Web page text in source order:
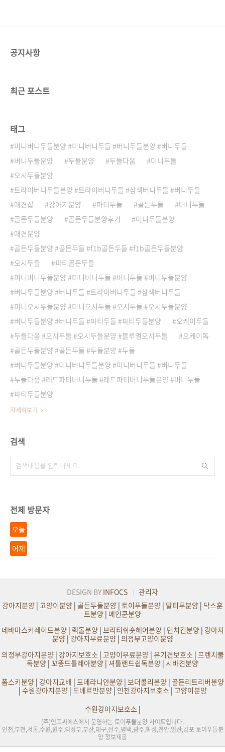
공지사항
최근 포스트
태그
미니버니두들분양 #미니버니두들 #버니두들분양 #버니두들
버니두들분양
두들분양 두들다움
미니두들
오시두들분양
트라이버니두들분양 #트라이버니두들 #삼색버니두들 #버니두들
애견샵
강아지분양 파티두들 골든두들
버니두들
골든두들분양
골든두들분양후기
미니두들분양
애견분양
골든두들분양 #골든두들 #f1b골든두들 #f1b골든두들분양
오시두들
파티골든두들
미니버니두들분양 #미니버니두들 #버니두들 #버니두들분양
버니두들분양 #버니두들 #트라이버니두들 #삼색버니두들
미니오시두들분양 #미니오시두들 #오시두들 #오시두들분양
버니두들분양 #버니두들 #파티두들 #파티두들분양
오케이두들
두들다움 #오시두들 #오시두들분양 #블루멀오시두들
오케이독
골든두들분양 #골든두들 #두들분양 #두들
버니두들분양 #미니버니두들분양 #미니버니두들 #버니두들
두들다움 #레드파티버니두들 #레드파티버니두들분양 #버니두들
파티두들분양
자세히보기
검색
전체 방문자
오늘
어제
DESIGN BY INFOCS
관리자
강아지분양 | 고양이분양 | 골든두들분양 | 토이푸들분양 | 말티푸분양 | 닥스훈
트분양 | 메인쿤분양
네바마스커레이드분양| 랙돌분양| 브리티쉬숏헤어분양| 먼치킨분양| 강아지
분양|강아지무료분양| 의정부고양이분양
의정부강아지분양| 강아지보호소| 고양이무료분양| 유기견보호소| 프렌치불
독분양 | 꼬똥드툴레아분양 | 셔틀랜드쉽독분양 | 시바견분양
폼스키분양| 강아지교배 | 포메라니안분양| 보더콜리분양| 골든리트리버분양
| 수원강아지분양| 도베르만분양| 인천강아지보호소| 고양이분양
수원강아지보호소|
(주)인포씨에스에서 운영하는 토이푸들분양 사이트입니다.
인천,부천,서울,수원,원주,의정부,부산,대구,전주,평택,광주,화성,천안,일산,김포 토이푸들분
양 정보제공